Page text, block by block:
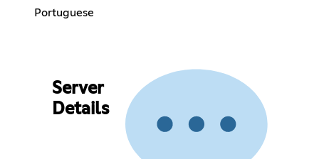
Portuguese
Server
Details